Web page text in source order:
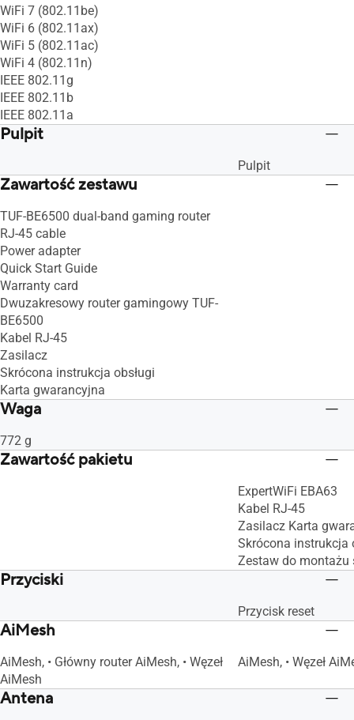
WiFi 7 (802.11be)
WiFi 6 (802.11ax)
WiFi 5 (802.11ac)
WiFi 4 (802.11n)
IEEE 802.11g
IEEE 802.11b
IEEE 802.11a
Pulpit
Pulpit
Zawartość zestawu
TUF-BE6500 dual-band gaming router
RJ-45 cable
Power adapter
Quick Start Guide
Warranty card
Dwuzakresowy router gamingowy TUF-
BE6500
Kabel RJ-45
Zasilacz
Skrócona instrukcja obsługi
Karta gwarancyjna
Waga
772 g
Zawartość pakietu
ExpertWiFi EBA63
Kabel RJ-45
Zasilacz Karta
Skrócona instrukcja
Zestaw do montażu
Przyciski
Przycisk reset
AiMesh
AiMesh, • Główny router AiMesh, • Węzeł
AiMesh
AiMesh, • Węzeł
Antena